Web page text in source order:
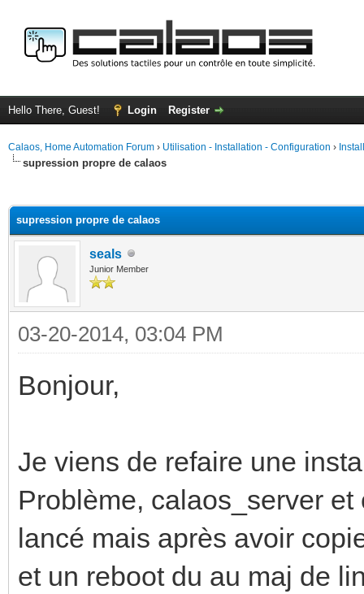
Hello There, Guest! Login Register
Calaos, Home Automation Forum › Utilisation - Installation - Configuration ›
supression propre de calaos
supression propre de calaos
seals
Junior Member
03-20-2014, 03:04 PM
Bonjour,
Je viens de refaire une
Problème, calaos_server
lancé mais après avoir
et un reboot du au maj de